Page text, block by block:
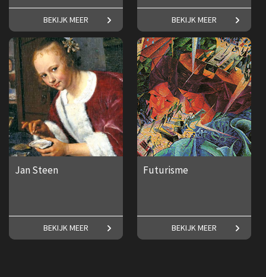
€ 17,50
BEKIJK MEER
kunstschilder James McNeill
Whistler.
€ 17,50
BEKIJK MEER
Jan Steen
BEKIJK MEER
Futurisme
BEKIJK MEER